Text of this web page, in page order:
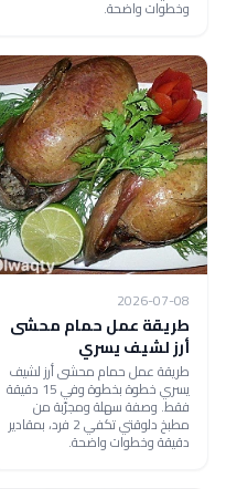
وخطوات واضحة.
2026-07-08
طريقة عمل حمام محشى
أرز لشيف يسري
طريقة عمل حمام محشى أرز لشيف
يسري خطوة بخطوة وفي 15 دقيقة
فقط. وصفة سهلة ومجرّبة من
مطبخ دلوقتي تكفي 2 فرد، بمقادير
دقيقة وخطوات واضحة.